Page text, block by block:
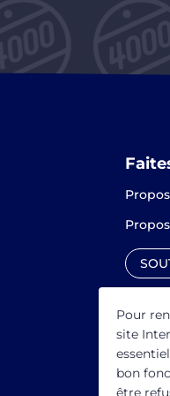
Pour
site
bon
être